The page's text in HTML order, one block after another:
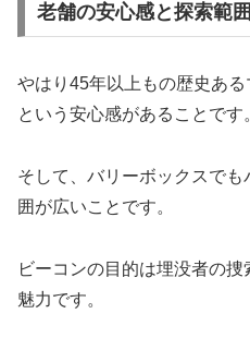
老舗の安心感と探索範
やはり45年以上もの歴史あ
という安心感があることです
そして、バリーボックスで
囲が広いことです。
ビーコンの目的は埋没者の
魅力です。